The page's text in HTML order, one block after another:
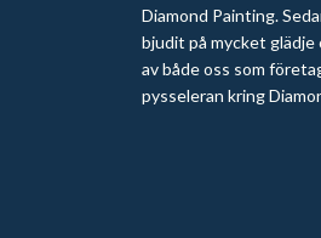
Diamond Painting.
bjudit på mycket
av både oss som
pysseleran kring